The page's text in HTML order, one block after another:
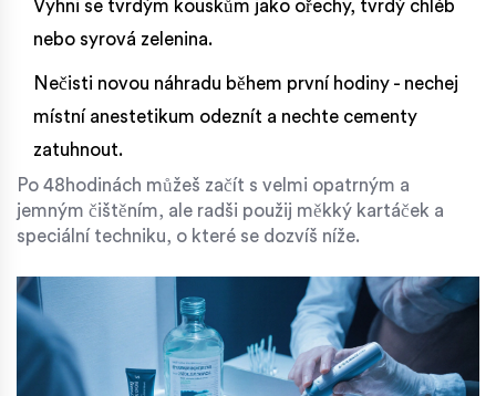
Vyhni se tvrdým kouskům jako ořechy, tvrdý chléb
nebo syrová zelenina.
Nečisti novou náhradu během první hodiny - nechej
místní anestetikum odeznít a nechte cementy
zatuhnout.
Po 48hodinách můžeš začít s velmi opatrným a
jemným čištěním, ale radši použij měkký kartáček a
speciální techniku, o které se dozvíš níže.